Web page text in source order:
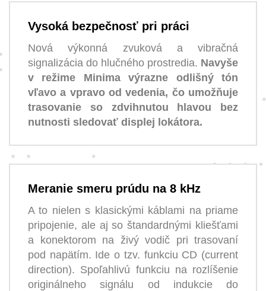
Vysoká bezpečnosť pri práci
Nová výkonná zvuková a vibračná
signalizácia do hlučného prostredia. Navyše
v režime Minima výrazne odlišný tón
vľavo a vpravo od vedenia, čo umožňuje
trasovanie so zdvihnutou hlavou bez
nutnosti sledovať displej lokátora.
Meranie smeru prúdu na 8 kHz
A to nielen s klasickými káblami na priame
pripojenie, ale aj so štandardnými kliešťami
a konektorom na živý vodič pri trasovaní
pod napätím. Ide o tzv. funkciu CD (current
direction). Spoľahlivú funkciu na rozlíšenie
originálneho signálu od indukcie do